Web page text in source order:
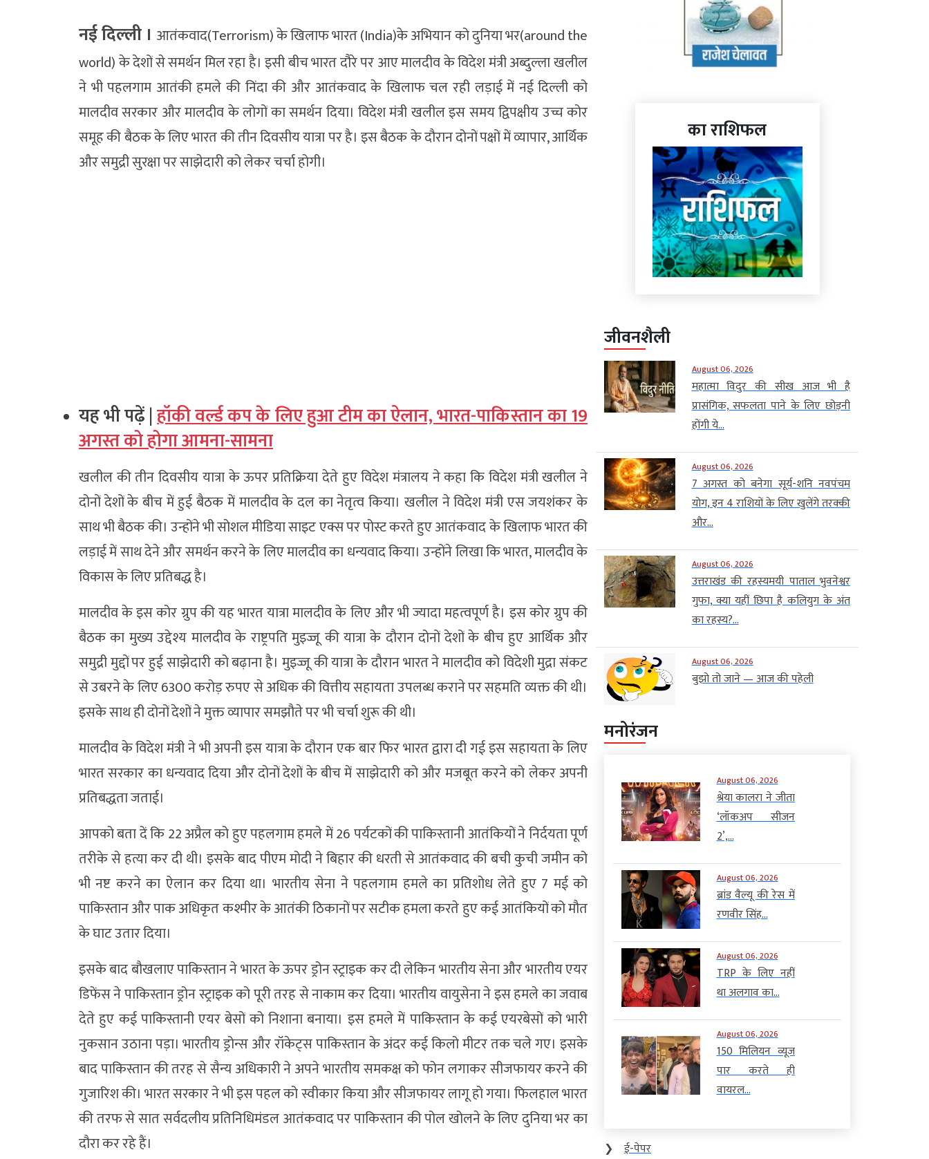
नई दिल्‍ली । आतंकवाद(Terrorism) के खिलाफ भारत (India)के अभियान को दुनिया भर(around the
world) के देशों से समर्थन मिल रहा है। इसी बीच भारत दौरे पर आए मालदीव के विदेश मंत्री अब्दुल्ला खलील
ने भी पहलगाम आतंकी हमले की निंदा की और आतंकवाद के खिलाफ चल रही लड़ाई में नई दिल्ली को
मालदीव सरकार और मालदीव के लोगों का समर्थन दिया। विदेश मंत्री खलील इस समय द्विपक्षीय उच्च कोर
समूह की बैठक के लिए भारत की तीन दिवसीय यात्रा पर है। इस बैठक के दौरान दोनों पक्षों में व्यापार, आर्थिक
और समुद्री सुरक्षा पर साझेदारी को लेकर चर्चा होगी।
यह भी पढ़ें |हॉकी वर्ल्ड कप के लिए हुआ टीम का ऐलान, भारत-पाकिस्तान का 19
अगस्त को होगा आमना-सामना
खलील की तीन दिवसीय यात्रा के ऊपर प्रतिक्रिया देते हुए विदेश मंत्रालय ने कहा कि विदेश मंत्री खलील ने
दोनों देशों के बीच में हुई बैठक में मालदीव के दल का नेतृत्व किया। खलील ने विदेश मंत्री एस जयशंकर के
साथ भी बैठक की। उन्होंने भी सोशल मीडिया साइट एक्स पर पोस्ट करते हुए आतंकवाद के खिलाफ भारत की
लड़ाई में साथ देने और समर्थन करने के लिए मालदीव का धन्यवाद किया। उन्होंने लिखा कि भारत, मालदीव के
विकास के लिए प्रतिबद्ध है।
मालदीव के इस कोर ग्रुप की यह भारत यात्रा मालदीव के लिए और भी ज्यादा महत्वपूर्ण है। इस कोर ग्रुप की
बैठक का मुख्य उद्देश्य मालदीव के राष्ट्रपति मुइज्जू की यात्रा के दौरान दोनों देशों के बीच हुए आर्थिक और
समुद्री मुद्दों पर हुई साझेदारी को बढ़ाना है। मुइज्जू की यात्रा के दौरान भारत ने मालदीव को विदेशी मुद्रा संकट
से उबरने के लिए 6300 करोड़ रुपए से अधिक की वित्तीय सहायता उपलब्ध कराने पर सहमति व्यक्त की थी।
इसके साथ ही दोनों देशों ने मुक्त व्यापार समझौते पर भी चर्चा शुरू की थी।
मालदीव के विदेश मंत्री ने भी अपनी इस यात्रा के दौरान एक बार फिर भारत द्वारा दी गई इस सहायता के लिए
भारत सरकार का धन्यवाद दिया और दोनों देशों के बीच में साझेदारी को और मजबूत करने को लेकर अपनी
प्रतिबद्धता जताई।
आपको बता दें कि 22 अप्रैल को हुए पहलगाम हमले में 26 पर्यटकों की पाकिस्तानी आतंकियों ने निर्दयता पूर्ण
तरीके से हत्या कर दी थी। इसके बाद पीएम मोदी ने बिहार की धरती से आतंकवाद की बची कुची जमीन को
भी नष्ट करने का ऐलान कर दिया था। भारतीय सेना ने पहलगाम हमले का प्रतिशोध लेते हुए 7 मई को
पाकिस्तान और पाक अधिकृत कश्मीर के आतंकी ठिकानों पर सटीक हमला करते हुए कई आतंकियों को मौत
के घाट उतार दिया।
इसके बाद बौखलाए पाकिस्तान ने भारत के ऊपर ड्रोन स्ट्राइक कर दी लेकिन भारतीय सेना और भारतीय एयर
डिफेंस ने पाकिस्तान ड्रोन स्ट्राइक को पूरी तरह से नाकाम कर दिया। भारतीय वायुसेना ने इस हमले का जवाब
देते हुए कई पाकिस्तानी एयर बेसों को निशाना बनाया। इस हमले में पाकिस्तान के कई एयरबेसों को भारी
नुकसान उठाना पड़ा। भारतीय ड्रोन्स और रॉकेट्स पाकिस्तान के अंदर कई किलो मीटर तक चले गए। इसके
बाद पाकिस्तान की तरह से सैन्य अधिकारी ने अपने भारतीय समकक्ष को फोन लगाकर सीजफायर करने की
गुजारिश की। भारत सरकार ने भी इस पहल को स्वीकार किया और सीजफायर लागू हो गया। फिलहाल भारत
की तरफ से सात सर्वदलीय प्रतिनिधिमंडल आतंकवाद पर पाकिस्तान की पोल खोलने के लिए दुनिया भर का
दौरा कर रहे हैं।
का राशिफल
जीवनशैली
August 06, 2026
महात्मा विदुर की सीख आज भी है
प्रासंगिक, सफलता पाने के लिए छोड़नी
होंगी ये...
August 06, 2026
7 अगस्त को बनेगा सूर्य-शनि नवपंचम
योग, इन 4 राशियों के लिए खुलेंगे तरक्की
और...
August 06, 2026
उत्तराखंड की रहस्यमयी पाताल भुवनेश्वर
गुफा, क्या यहीं छिपा है कलियुग के अंत
का रहस्य?...
August 06, 2026
बुझो तो जाने — आज की पहेली
मनोरंजन
August 06, 2026
श्रेया कालरा ने जीता
‘लॉकअप सीजन
2’,...
August 06, 2026
ब्रांड वैल्यू की रेस में
रणवीर सिंह...
August 06, 2026
TRP के लिए नहीं
था अलगाव का...
August 06, 2026
150 मिलियन व्यूज
पार करते ही
वायरल...
❯
ई-पेपर